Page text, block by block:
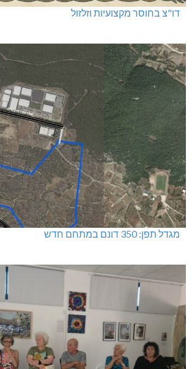
דו"צ בחוסר מקצועיות וזלזול
מגדל תפן: 350 דונם במתחם חדש